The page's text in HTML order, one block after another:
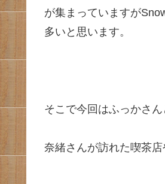
が集まっていますが
多いと思います。
そこで今回はふっかさ
奈緒さんが訪れた喫茶